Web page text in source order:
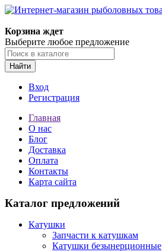
Корзина ждет
Выберите любое предложение
Найти
Вход
Регистрация
Главная
О нас
Блог
Доставка
Оплата
Контакты
Карта сайта
Каталог предложений
Катушки
Запчасти к катушкам
Катушки безынерционные